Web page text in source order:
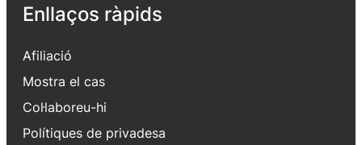
Enllaços ràpids
Afiliació
Mostra el cas
Col·laboreu-hi
Polítiques de privadesa